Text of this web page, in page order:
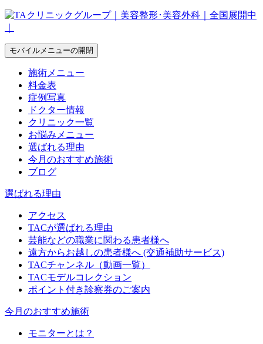
モバイルメニューの開閉
施術メニュー
料金表
症例写真
ドクター情報
クリニック一覧
お悩みメニュー
選ばれる理由
今月のおすすめ施術
ブログ
選ばれる理由
アクセス
TACが選ばれる理由
芸能などの職業に関わる患者様へ
遠方からお越しの患者様へ (交通補助サービス)
TACチャンネル（動画一覧）
TACモデルコレクション
ポイント付き診察券のご案内
今月のおすすめ施術
モニターとは？